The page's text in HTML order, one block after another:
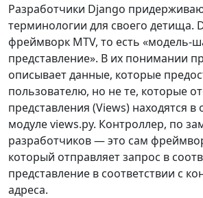
Разработчики Django
терминологии для своего детища.
фреймворк MTV, то есть «модель-
представление». В их понимании
описывает данные, которые
пользователю, но не те, которые
представления (Views) находятся
модуле views.py. Контроллер, по
разработчиков — это сам
который отправляет запрос в
представление в соответствии с
адреса.